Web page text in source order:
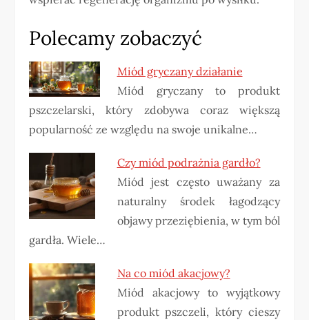
Polecamy zobaczyć
Miód gryczany działanie
Miód gryczany to produkt
pszczelarski, który zdobywa coraz większą
popularność ze względu na swoje unikalne…
Czy miód podrażnia gardło?
Miód jest często uważany za
naturalny środek łagodzący
objawy przeziębienia, w tym ból
gardła. Wiele…
Na co miód akacjowy?
Miód akacjowy to wyjątkowy
produkt pszczeli, który cieszy